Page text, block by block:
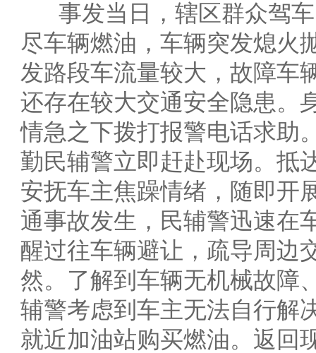
事发当日，辖区群众驾车
尽车辆燃油，车辆突发熄火
发路段车流量较大，故障车
还存在较大交通安全隐患。
情急之下拨打报警电话求助
勤民辅警立即赶赴现场。抵
安抚车主焦躁情绪，随即开
通事故发生，民辅警迅速在
醒过往车辆避让，疏导周边
然。了解到车辆无机械故障
辅警考虑到车主无法自行解
就近加油站购买燃油。返回